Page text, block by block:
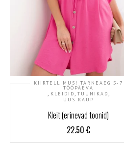
KIIRTELLIMUS! TARNEAEG 5-7
TÖÖPÄEVA
KLEIDID TUUNIKAD
UUS KAUP
Kleit (erinevad toonid)
22.50 €